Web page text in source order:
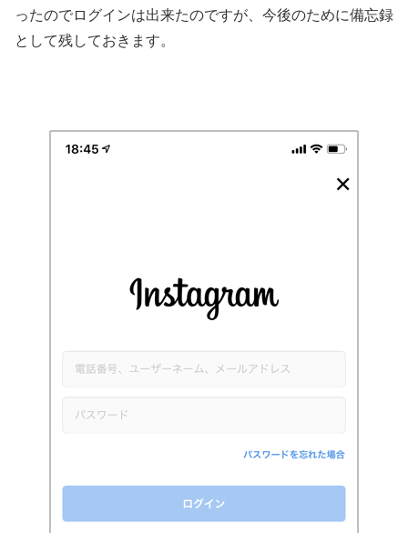
ったのでログインは出来たのですが、今後のために備忘録
として残しておきます。